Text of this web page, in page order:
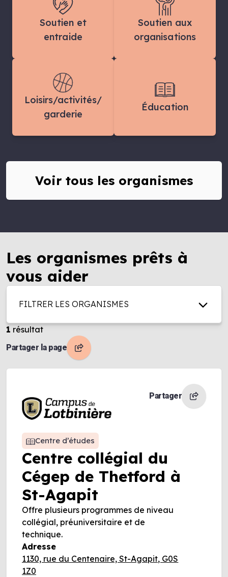
Soutien et
entraide
Soutien aux
organisations
Loisirs/activités/
garderie
Éducation
Voir tous les organismes
Les organismes prêts à
vous aider
FILTRER LES ORGANISMES
1 résultat
Partager la page
Centre collégial du
Cégep de Thetford à
St-Agapit
Partager
Centre d’études
Offre plusieurs programmes de niveau
collégial, préuniversitaire et de
technique.
Adresse
1130, rue du Centenaire, St-Agapit, G0S
1Z0